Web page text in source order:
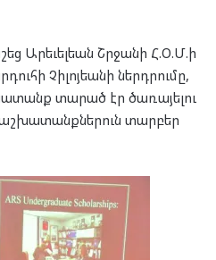
Արե­ւել­եան Շրջա­նի Հ.Օ.Մ.ի
Չի­լոյ­եա­նի ներդ­րու­մը,
տա­րած էր ծա­ռա­յե­լու
տար­բեր